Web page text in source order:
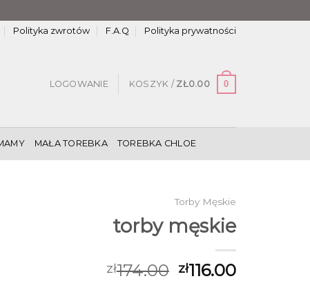
Polityka zwrotów F.A.Q Polityka prywatności
LOGOWANIE KOSZYK / ZŁ0.00 0
MAŁA TOREBKA TOREBKA CHLOE
Torby Męskie
torby męskie
zł174.00 zł116.00